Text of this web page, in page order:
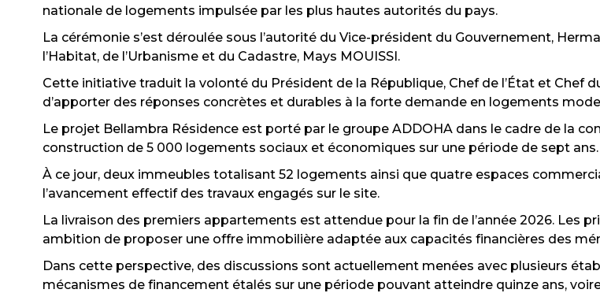
nationale de logements impulsée par les plus hautes autorités du pays.
La cérémonie s’est déroulée sous l’autorité du Vice-président du Gouvernement,
l’Habitat, de l’Urbanisme et du Cadastre, Mays MOUISSI.
Cette initiative traduit la volonté du Président de la République, Chef de l’État et Chef
d’apporter des réponses concrètes et durables à la forte demande en logements
Le projet Bellambra Résidence est porté par le groupe ADDOHA dans le cadre de la
construction de 5 000 logements sociaux et économiques sur une période de sept ans.
À ce jour, deux immeubles totalisant 52 logements ainsi que quatre espaces
l’avancement effectif des travaux engagés sur le site.
La livraison des premiers appartements est attendue pour la fin de l’année 2026. Les
ambition de proposer une offre immobilière adaptée aux capacités financières des
Dans cette perspective, des discussions sont actuellement menées avec plusieurs
mécanismes de financement étalés sur une période pouvant atteindre quinze ans,